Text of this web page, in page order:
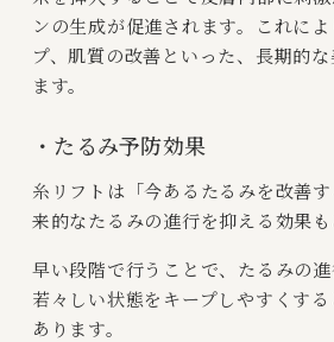
ンの生成が促進されます。これに
プ、肌質の改善といった、長期的
ます。
・たるみ予防効果
糸リフトは「今あるたるみを改善
来的なたるみの進行を抑える効果も
早い段階で行うことで、たるみの進
若々しい状態をキープしやすくす
あります。